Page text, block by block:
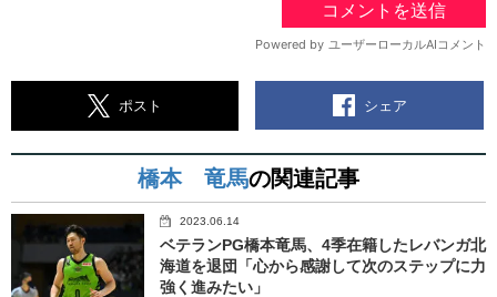
ポスト シェア
橋本 竜馬の関連記事
2023.06.14
ベテランPG橋本竜馬、4季在籍したレバンガ北
海道を退団「心から感謝して次のステップに力
強く進みたい」